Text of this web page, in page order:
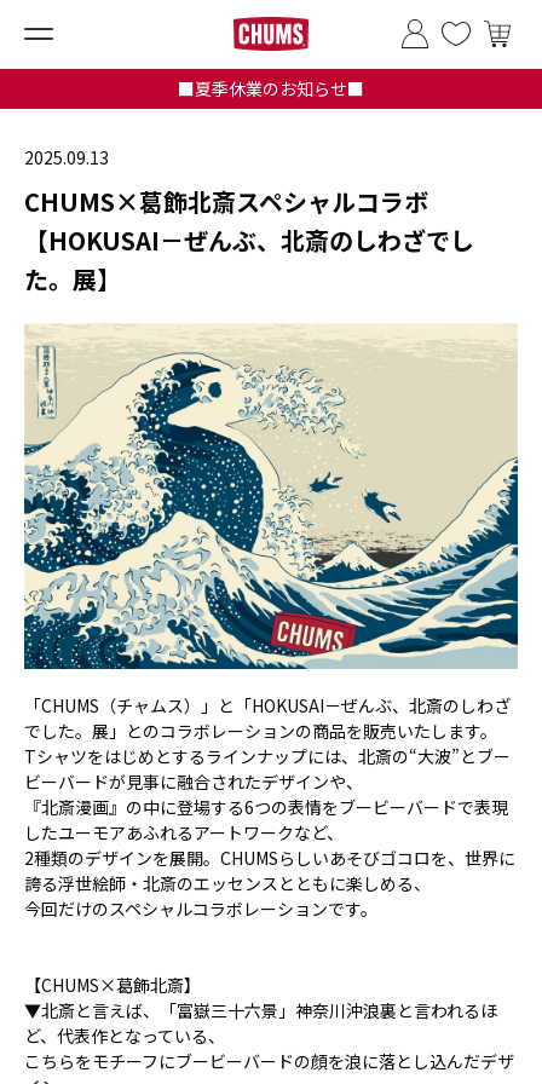
■夏季休業のお知らせ■
2025.09.13
CHUMS×葛飾北斎スペシャルコラボ
【HOKUSAI－ぜんぶ、北斎のしわざでし
た。展】
「CHUMS（チャムス）」と「HOKUSAI－ぜんぶ、北斎のしわざ
でした。展」とのコラボレーションの商品を販売いたします。
Tシャツをはじめとするラインナップには、北斎の“大波”とブー
ビーバードが見事に融合されたデザインや、
『北斎漫画』の中に登場する6つの表情をブービーバードで表現
したユーモアあふれるアートワークなど、
2種類のデザインを展開。CHUMSらしいあそびゴコロを、世界に
誇る浮世絵師・北斎のエッセンスとともに楽しめる、
今回だけのスペシャルコラボレーションです。
【CHUMS×葛飾北斎】
▼北斎と言えば、「富嶽三十六景」神奈川沖浪裏と言われるほ
ど、代表作となっている、
こちらをモチーフにブービーバードの顔を浪に落とし込んだデザ